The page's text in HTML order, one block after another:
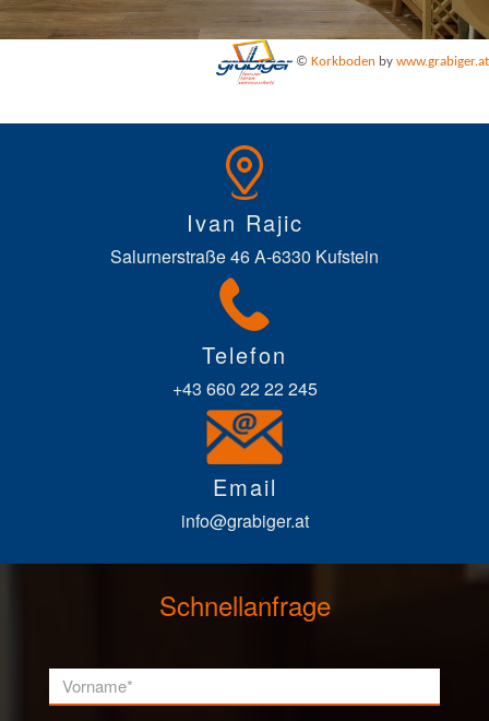
© Korkboden by www.grabiger.at
Ivan Rajic
Salurnerstraße 46 A-6330 Kufstein
Telefon
+43 660 22 22 245
Email
info@grabiger.at
Schnellanfrage